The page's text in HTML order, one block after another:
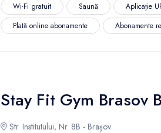
Wi-Fi gratuit
Saună Aplicație
Plată online abonamente
Abonamente
Stay Fit Gym Brasov
Str. Institutului, Nr. 8B - Brașov